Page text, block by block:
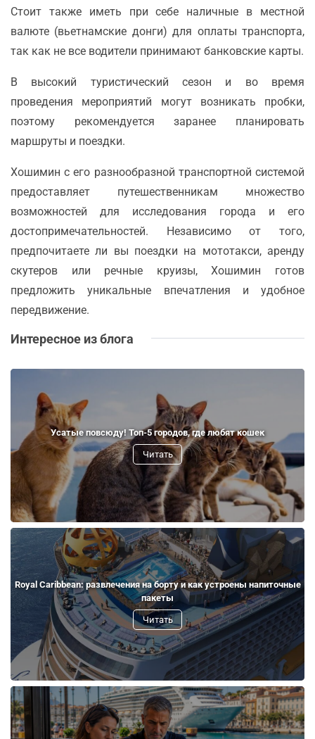
Стоит также иметь при себе наличные в местной
валюте (вьетнамские донги) для оплаты транспорта,
так как не все водители принимают банковские карты.
В высокий туристический сезон и во время
проведения мероприятий могут возникать пробки,
поэтому рекомендуется заранее планировать
маршруты и поездки.
Хошимин с его разнообразной транспортной системой
предоставляет путешественникам множество
возможностей для исследования города и его
достопримечательностей. Независимо от того,
предпочитаете ли вы поездки на мототакси, аренду
скутеров или речные круизы, Хошимин готов
предложить уникальные впечатления и удобное
передвижение.
Интересное из блога
Усатые повсюду! Топ-5 городов, где любят кошек
Читать
Royal Caribbean: развлечения на борту и как устроены напиточные
пакеты
Читать